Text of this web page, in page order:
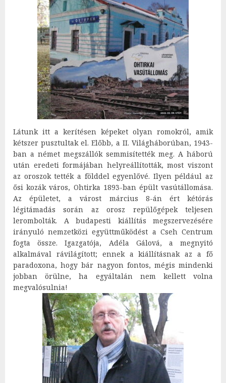
Látunk itt a kerítésen képeket olyan romokról, amik
kétszer pusztultak el. Előbb, a II. Világháborúban, 1943-
ban a német megszállók semmisítették meg. A háború
után eredeti formájában helyreállították, most viszont
az oroszok tették a földdel egyenlővé. Ilyen például az
ősi kozák város, Ohtirka 1893-ban épült vasútállomása.
Az épületet, a várost március 8-án ért kétórás
légitámadás során az orosz repülőgépek teljesen
lerombolták. A budapesti kiállítás megszervezésére
irányuló nemzetközi együttműködést a Cseh Centrum
fogta össze. Igazgatója, Adéla Gálová, a megnyitó
alkalmával rávilágított; ennek a kiállításnak az a fő
paradoxona, hogy bár nagyon fontos, mégis mindenki
jobban örülne, ha egyáltalán nem kellett volna
megvalósulnia!